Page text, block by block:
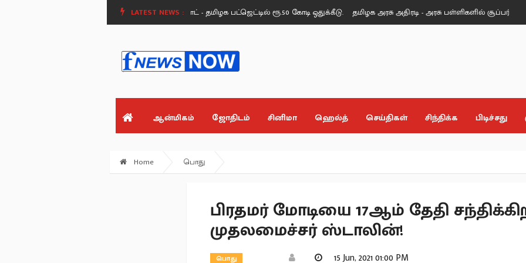
LATEST NEWS :
விளையாட்டு வீரர்களுக்கு ஜாக்பாட் - தமிழக பட்ஜெட்டில் ரூ.50 கோடி ஒதுக்கீடு. தமிழக அரசு அதிரடி - அரசு பள்ளிகளில் சூப்பர் கிளீன்,
ஆன்மிகம் ஜோதிடம் சினிமா ஹெல்த் செய்திகள் சிந்திக்க பிடிச்சது
Home பொது
பிரதமர் மோடியை 17ஆம் தேதி
முதலமைச்சர் ஸ்டாலின்!
பொது 15 Jun, 2021 01:00 PM